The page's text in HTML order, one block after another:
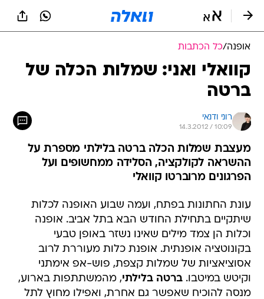
אופנה/כל הכתבות
קוואלי ואני: שמלות הכלה של
ברטה
רוני ודנאי
14.3.2012 / 10:09
מעצבת שמלות הכלה ברטה בלילתי מספרת על
ההשראה לקולקציה, הסלידה ממחשופים ועל
הפרגונים מרוברטו קוואלי
עונת החתונות בפתח, ועמה שבוע האופנה לכלות
שיתקיים בתחילת החודש הבא בתל אביב. אופנה
וכלות הן צמד מילים שאינו נשזר באופן טבעי
בקונוטציה אופנתית. אופנת כלות מעוררת לרוב
אסוציאציות של שמלות קצפת, פוש-אפ אימתני
וקיטש במיטבו.ברטה בלילתי, מהמשתתפות בארוע,
מנסה להוכיח שאפשר גם אחרת, ואפילו מחוץ לתל